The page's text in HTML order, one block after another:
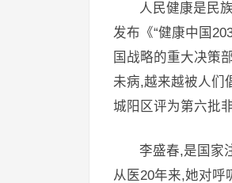
人民健康是民
发布《“健康中国
国战略的重大决策
未病,越来越被人们
城阳区评为第六批
李盛春,是国家
从医20年来,她对呼